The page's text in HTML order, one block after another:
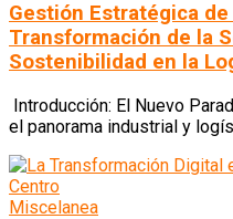
Gestión Estratégica de
Transformación de la
Sostenibilidad en la
Introducción: El Nuevo
el panorama industrial y
Miscelanea